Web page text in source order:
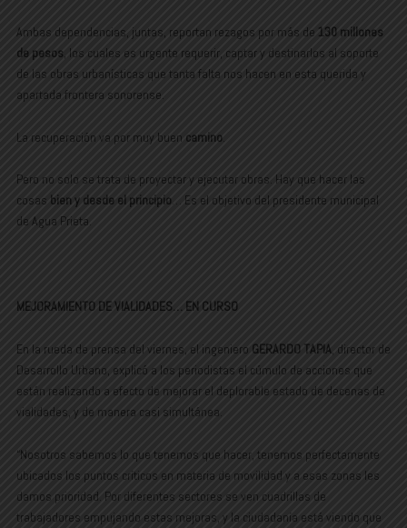
Ambas dependencias, juntas, reportan rezagos por más de 130 millones
de pesos, los cuales es urgente requerir, captar y destinarlos al soporte
de las obras urbanísticas que tanta falta nos hacen en esta querida y
apartada frontera sonorense.
La recuperación va por muy buen camino
Pero no solo se trata de proyectar y ejecutar obras. Hay que hacer las
cosas bien y desde el principio… Es el objetivo del presidente municipal
de Agua Prieta.
MEJORAMIENTO DE VIALIDADES… EN CURSO
En la rueda de prensa del viernes, el ingeniero GERARDO TAPIA, director de
Desarrollo Urbano, explicó a los periodistas el cúmulo de acciones que
están realizando a efecto de mejorar el deplorable estado de decenas de
vialidades, y de manera casi simultánea.
“Nosotros sabemos lo que tenemos que hacer, tenemos perfectamente
ubicados los puntos críticos en materia de movilidad y a esas zonas les
damos prioridad. Por diferentes sectores se ven cuadrillas de
trabajadores empujando estas mejoras, y la ciudadanía está viendo que